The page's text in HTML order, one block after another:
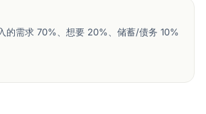
的需求 70%、想要 20%、储蓄/债务 10%